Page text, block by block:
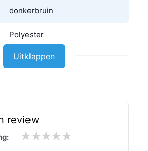
donkerbruin
Polyester
Uitklappen
review